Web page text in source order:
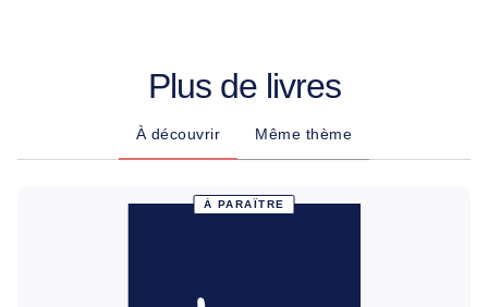
Plus de livres
À découvrir Même thème
À PARAÎTRE